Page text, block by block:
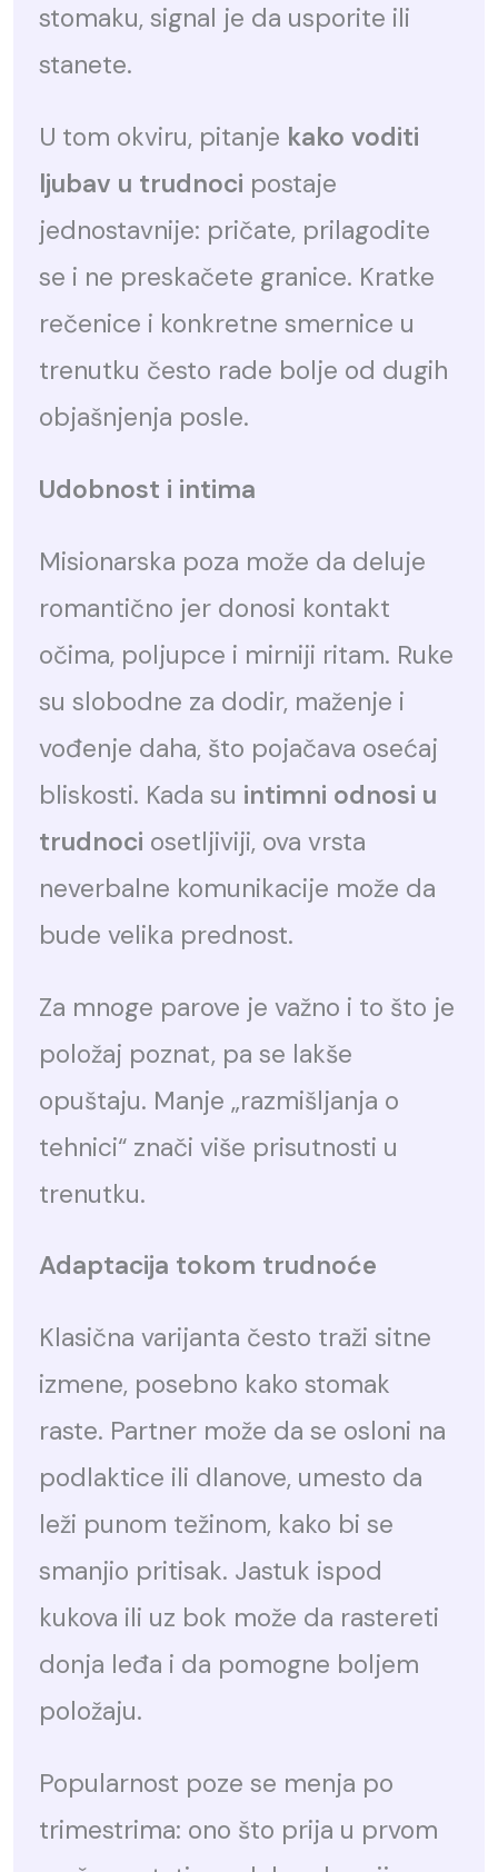
stomaku, signal je da usporite ili
stanete.
U tom okviru, pitanje kako voditi
ljubav u trudnoci postaje
jednostavnije: pričate, prilagodite
se i ne preskačete granice. Kratke
rečenice i konkretne smernice u
trenutku često rade bolje od dugih
objašnjenja posle.
Udobnost i intima
Misionarska poza može da deluje
romantično jer donosi kontakt
očima, poljupce i mirniji ritam. Ruke
su slobodne za dodir, maženje i
vođenje daha, što pojačava osećaj
bliskosti. Kada su intimni odnosi u
trudnoci osetljiviji, ova vrsta
neverbalne komunikacije može da
bude velika prednost.
Za mnoge parove je važno i to što je
položaj poznat, pa se lakše
opuštaju. Manje „razmišljanja o
tehnici“ znači više prisutnosti u
trenutku.
Adaptacija tokom trudnoće
Klasična varijanta često traži sitne
izmene, posebno kako stomak
raste. Partner može da se osloni na
podlaktice ili dlanove, umesto da
leži punom težinom, kako bi se
smanjio pritisak. Jastuk ispod
kukova ili uz bok može da rastereti
donja leđa i da pomogne boljem
položaju.
Popularnost poze se menja po
trimestrima: ono što prija u prvom